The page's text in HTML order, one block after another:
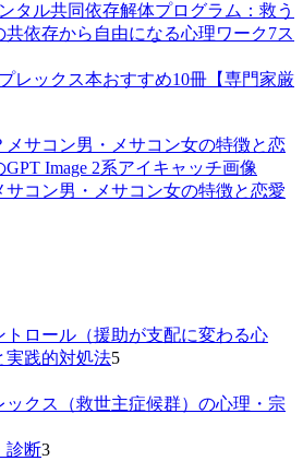
タル共同依存解体プログラム：救う
依存から自由になる心理ワーク7ス
レックス本おすすめ10冊【専門家厳
サコン男・メサコン女の特徴と恋愛
トロール（援助が支配に変わる心
実践的対処法5
ックス（救世主症候群）の心理・宗
診断3